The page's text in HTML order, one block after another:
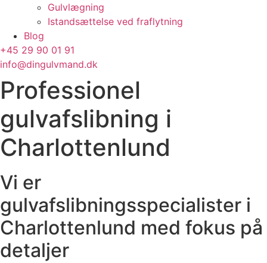
Gulvlægning
Istandsættelse ved fraflytning
Blog
+45 29 90 01 91
info@dingulvmand.dk
Professionel
gulvafslibning i
Charlottenlund
Vi er
gulvafslibningsspecialister i
Charlottenlund med fokus på
detaljer